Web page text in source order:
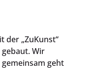
der „ZuKunst“
Wir
geht